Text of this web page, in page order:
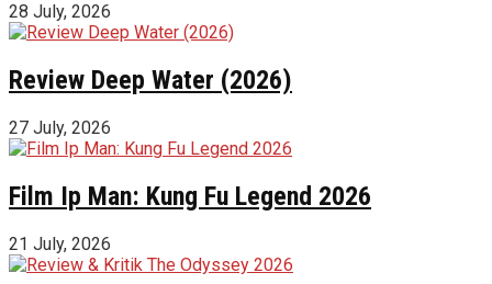
28 July, 2026
Review Deep Water (2026)
27 July, 2026
Film Ip Man: Kung Fu Legend 2026
21 July, 2026